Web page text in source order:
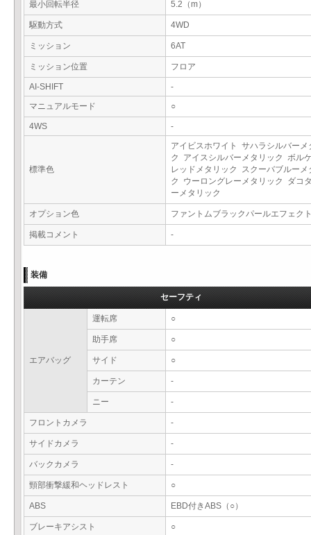
最小回転半径 5.2（m）
駆動方式 4WD
ミッション 6AT
ミッション位置 フロア
AI-SHIFT
-
マニュアルモード
○
4WS -
標準色
アイビスホワイト サハラシルバーメ
ク アイスシルバーメタリック ボル
レッドメタリック スクーバブルーメ
ク ウーロングレーメタリック ダコ
ーメタリック
オプション色 ファントムブラックパールエフェク
掲載コメント -
装備
セーフティ
エアバッグ
運転席 ○
助手席 ○
サイド ○
カーテン -
ニー -
フロントカメラ -
サイドカメラ -
バックカメラ -
頸部衝撃緩和ヘッドレスト ○
ABS EBD付きABS（○）
ブレーキアシスト ○